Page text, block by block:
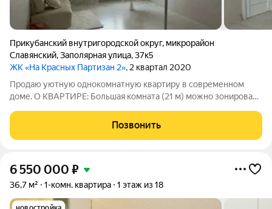
Прикубанский внутригородской округ, микрорайон
Славянский,Заполярная улица,37к5
ЖК «На Красных Партизан 2», 2 квартал 2020
Продаю уютную однокомнатную квартиру в современном
доме. О КВАРТИРЕ: Большая комната (21 м) можно зонировать
Частичный ремонт уже выполнен (ламинат, натяжные
потолки, обои в комнате и коридоре).
Позвонить
6 550 000 ₽
36,7 м² 1-комн. квартира 1 этаж из 18